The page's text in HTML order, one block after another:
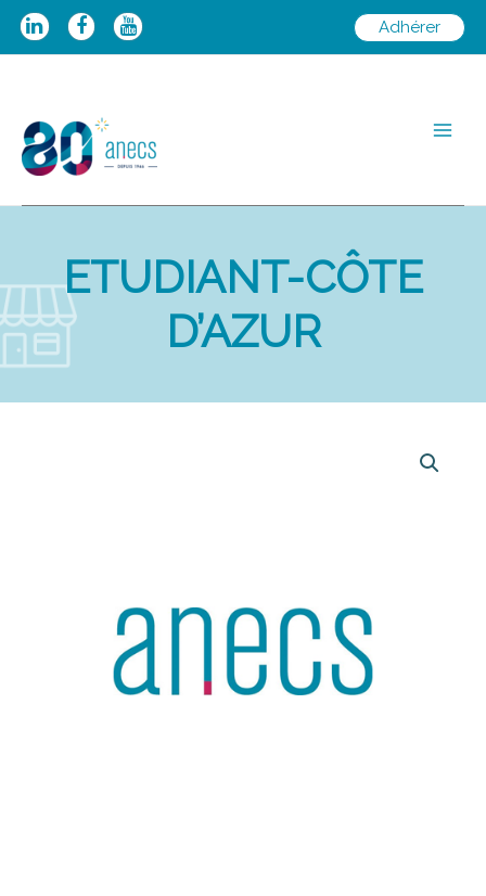
Aller
Adhérer
ETUDIANT-CÔTE
D’AZUR